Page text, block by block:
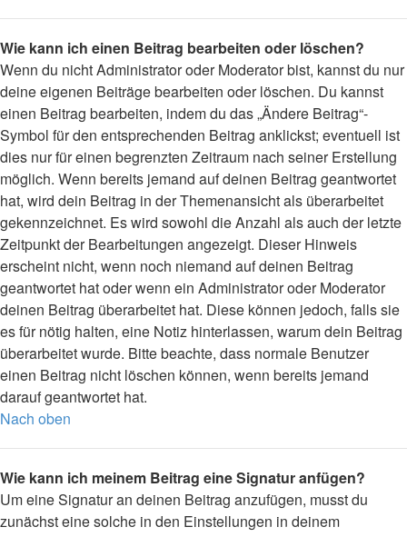
Wie kann ich einen Beitrag bearbeiten oder löschen?
Wenn du nicht Administrator oder Moderator bist, kannst du nur
deine eigenen Beiträge bearbeiten oder löschen. Du kannst
einen Beitrag bearbeiten, indem du das „Ändere Beitrag“-
Symbol für den entsprechenden Beitrag anklickst; eventuell ist
dies nur für einen begrenzten Zeitraum nach seiner Erstellung
möglich. Wenn bereits jemand auf deinen Beitrag geantwortet
hat, wird dein Beitrag in der Themenansicht als überarbeitet
gekennzeichnet. Es wird sowohl die Anzahl als auch der letzte
Zeitpunkt der Bearbeitungen angezeigt. Dieser Hinweis
erscheint nicht, wenn noch niemand auf deinen Beitrag
geantwortet hat oder wenn ein Administrator oder Moderator
deinen Beitrag überarbeitet hat. Diese können jedoch, falls sie
es für nötig halten, eine Notiz hinterlassen, warum dein Beitrag
überarbeitet wurde. Bitte beachte, dass normale Benutzer
einen Beitrag nicht löschen können, wenn bereits jemand
darauf geantwortet hat.
Nach oben
Wie kann ich meinem Beitrag eine Signatur anfügen?
Um eine Signatur an deinen Beitrag anzufügen, musst du
zunächst eine solche in den Einstellungen in deinem